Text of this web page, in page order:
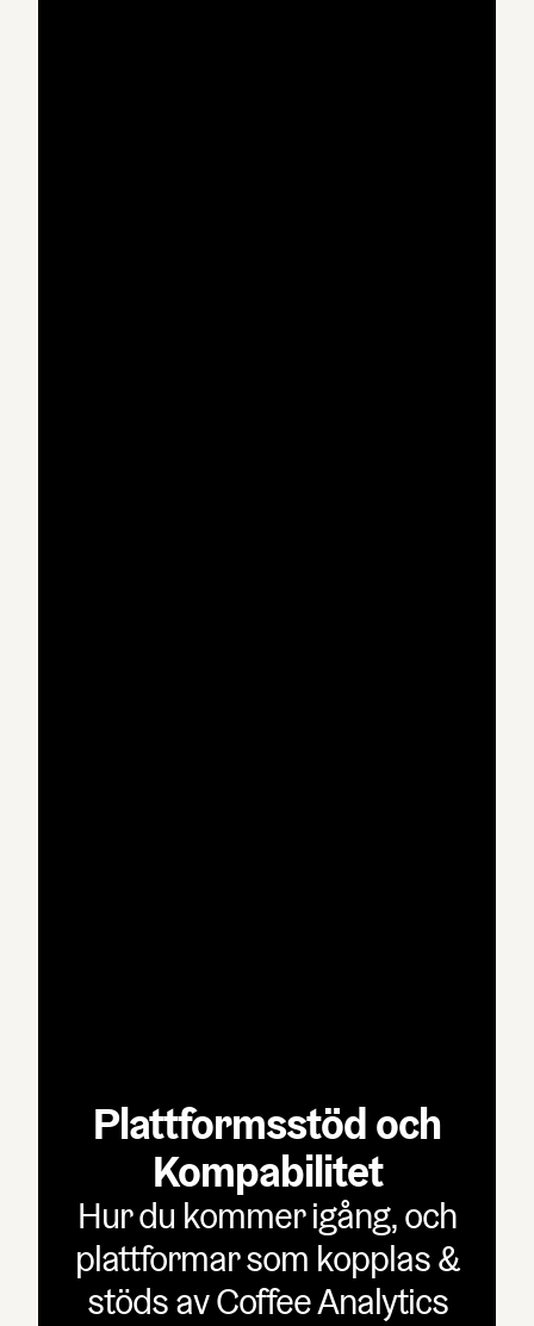
Plattformsstöd och
Kompabilitet
Hur du kommer igång, och
plattformar som kopplas &
stöds av Coffee Analytics